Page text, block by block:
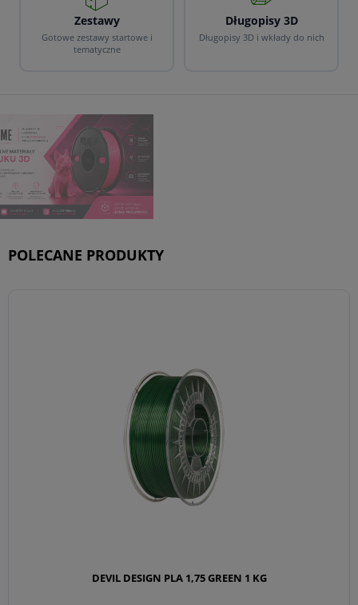
Zestawy
Gotowe zestawy startowe i
tematyczne
Długopisy 3D
Długopisy 3D i wkłady do nich
POLECANE PRODUKTY
DEVIL DESIGN PLA 1,75 GREEN 1 KG